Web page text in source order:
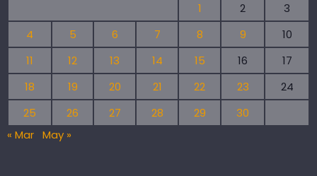
1
2
3
4
5 6 7 8 9
10
11
12 13 14 15 16
17
18
19 20 21 22 23
24
25
26 27 28 29
30
« Mar May »